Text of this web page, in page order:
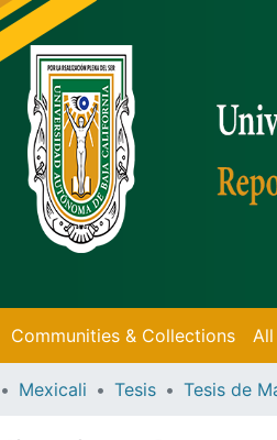
Communities & Collections
Mexicali Tesis